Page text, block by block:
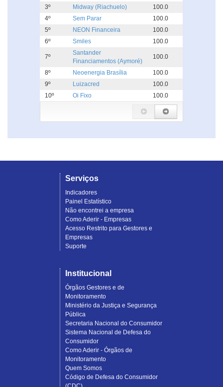
3º Midway (Riachuelo)
100.0
4º
Sem Parar
100.0
5º
NEON Financeira
100.0
6º
Smiles 100.0
7º
Santander
Financiamentos (Aymoré)
100.0
8º Neoenergia Brasília
100.0
9º
Luizacred
100.0
10º
Oi Fixo 100.0
Serviços
Indicadores
Painel Estatístico
Não encontrei a empresa
Como Aderir - Empresas
Acesso Restrito para Gestores e
Empresas
Suporte
Institucional
Órgãos Gestores e de
Monitoramento
Ministério da Justiça e Segurança
Pública
Secretaria Nacional do Consumidor
Sistema Nacional de Defesa do
Consumidor
Como Aderir - Órgãos de
Monitoramento
Quem Somos
Código de Defesa do Consumidor